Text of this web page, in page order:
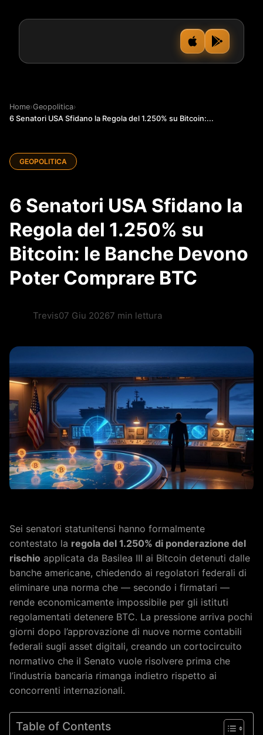
Home›Geopolitica›
6 Senatori USA Sfidano la Regola del 1.250% su Bitcoin:...
GEOPOLITICA
6 Senatori USA Sfidano la
Regola del 1.250% su
Bitcoin: le Banche Devono
Poter Comprare BTC
Trevis07 Giu 20267 min lettura
Sei senatori statunitensi hanno formalmente
contestato la regola del 1.250% di ponderazione del
rischio applicata da Basilea III ai Bitcoin detenuti dalle
banche americane, chiedendo ai regolatori federali di
eliminare una norma che — secondo i firmatari —
rende economicamente impossibile per gli istituti
regolamentati detenere BTC. La pressione arriva pochi
giorni dopo l’approvazione di nuove norme contabili
federali sugli asset digitali, creando un cortocircuito
normativo che il Senato vuole risolvere prima che
l’industria bancaria rimanga indietro rispetto ai
concorrenti internazionali.
Table of Contents